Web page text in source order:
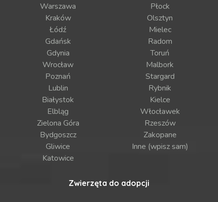
Warszawa
Kraków
Łódź
Gdańsk
Gdynia
Wrocław
Poznań
Lublin
Białystok
Elbląg
Zielona Góra
Bydgoszcz
Gliwice
Katowice
Płock
Olsztyn
Mielec
Radom
Toruń
Malbork
Stargard
Rybnik
Kielce
Włocławek
Rzeszów
Zakopane
Inne (wpisz sam)
Zwierzęta do adopcji